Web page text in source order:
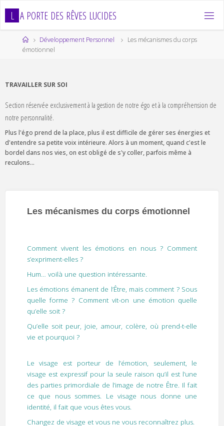
L A PORTE DES RÊVES LUCIDES
HomeDéveloppement Personnel
Les mécanismes du corps
émotionnel
TRAVAILLER SUR SOI
Section réservée exclusivement à la gestion de notre égo et à la compréhension de
notre personnalité.
Plus l'égo prend de la place, plus il est difficile de gérer ses énergies et
d'entendre sa petite voix intérieure. Alors à un moment, quand c'est le
bordel dans nos vies, on est obligé de s'y coller, parfois même à
reculons...
Les mécanismes du corps émotionnel
Comment vivent les émotions en nous ? Comment
s’expriment-elles ?
Hum… voilà une question intéressante.
Les émotions émanent de l’Être, mais comment ? Sous
quelle forme ? Comment vit-on une émotion quelle
qu’elle soit ?
Qu’elle soit peur, joie, amour, colère, où prend-t-elle
vie et pourquoi ?
Le visage est porteur de l’émotion, seulement, le
visage est expressif pour la seule raison qu’il est l’une
des parties primordiale de l’image de notre Être. Il fait
ce que nous sommes. Le visage nous donne une
identité, il fait que vous êtes vous.
Changez de visage et vous ne vous reconnaîtrez plus.